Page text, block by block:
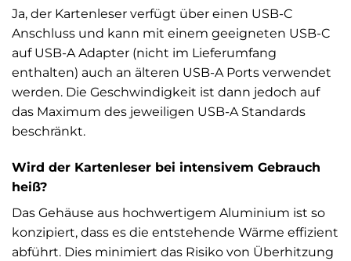
Ja, der Kartenleser verfügt über einen USB-C
Anschluss und kann mit einem geeigneten USB-C
auf USB-A Adapter (nicht im Lieferumfang
enthalten) auch an älteren USB-A Ports verwendet
werden. Die Geschwindigkeit ist dann jedoch auf
das Maximum des jeweiligen USB-A Standards
beschränkt.
Wird der Kartenleser bei intensivem Gebrauch
heiß?
Das Gehäuse aus hochwertigem Aluminium ist so
konzipiert, dass es die entstehende Wärme effizient
abführt. Dies minimiert das Risiko von Überhitzung